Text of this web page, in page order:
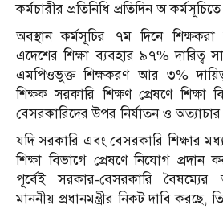
কর্মচারীর প্রতিনিধি প্রতিদিন অ
অবস্থান কর্মসূচির ৭ম দিনে
এদেশের শিক্ষা ব্যবহার ৯৭% দারিত্ব
এমপিওভুক্ত শিক্ষকরণ আর ৩%
শিক্ষক সরকারি শিক্ষণ প্রেষণে শিক্ষা
বেসরকারিদের উপর নির্যাতন ও
যদি সরকারি এবং বেসরকারি শিক্ষার
শিক্ষা বিভাগে প্রেষণে নিযোগ
পূর্বেই সরকার-বেসরকারি
মাননীয় প্রধানমন্ত্রীর নিকট দাবি করছে,